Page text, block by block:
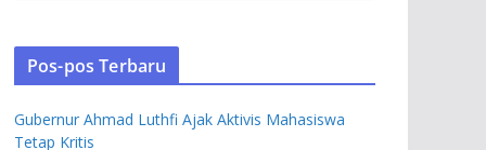
Pos-pos Terbaru
Gubernur Ahmad Luthfi Ajak Aktivis Mahasiswa
Tetap Kritis